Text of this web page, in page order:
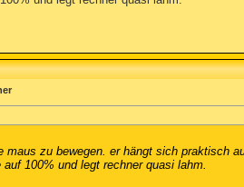
maus zu bewegen. er hängt sich praktisch
100% und legt rechner quasi lahm.